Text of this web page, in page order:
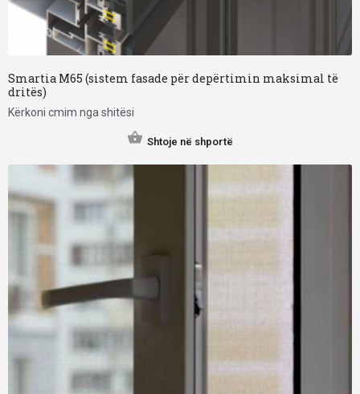
Smartia M65 (sistem fasade për depërtimin maksimal të
dritës)
Kërkoni cmim nga shitësi
Shtoje në shportë